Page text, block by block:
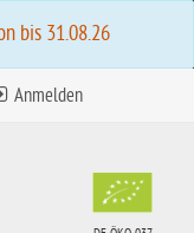
bis 31.08.26
Anmelden